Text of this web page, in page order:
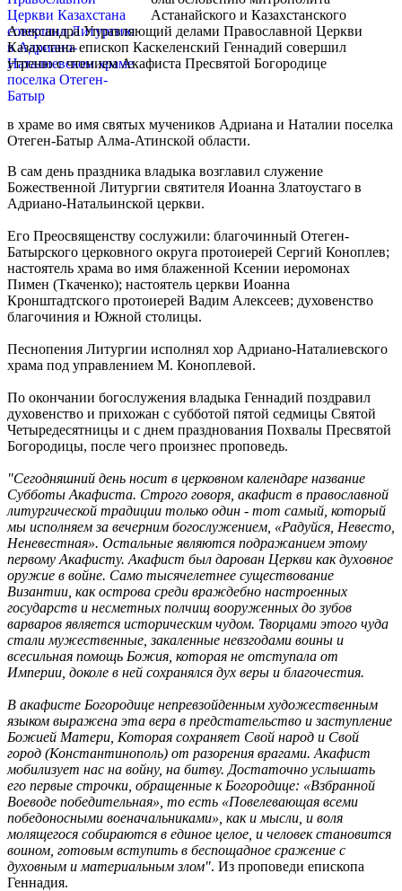
Астанайского и Казахстанского
Александра Управляющий делами Православной Церкви
Казахстана епископ Каскеленский Геннадий совершил
утреню с чтением Акафиста Пресвятой Богородице
в храме во имя святых мучеников Адриана и Наталии поселка
Отеген-Батыр Алма-Атинской области.
В сам день праздника владыка возглавил служение
Божественной Литургии святителя Иоанна Златоустаго в
Адриано-Натальинской церкви.
Его Преосвященству сослужили: благочинный Отеген-
Батырского церковного округа протоиерей Сергий Коноплев;
настоятель храма во имя блаженной Ксении иеромонах
Пимен (Ткаченко); настоятель церкви Иоанна
Кронштадтского протоиерей Вадим Алексеев; духовенство
благочиния и Южной столицы.
Песнопения Литургии исполнял хор Адриано-Наталиевского
храма под управлением М. Коноплевой.
По окончании богослужения владыка Геннадий поздравил
духовенство и прихожан с субботой пятой седмицы Святой
Четыредесятницы и с днем празднования Похвалы Пресвятой
Богородицы, после чего произнес проповедь.
"Сегодняшний день носит в церковном календаре название
Субботы Акафиста. Строго говоря, акафист в православной
литургической традиции только один - тот самый, который
мы исполняем за вечерним богослужением, «Радуйся, Невесто,
Неневестная». Остальные являются подражанием этому
первому Акафисту. Акафист был дарован Церкви как духовное
оружие в войне. Само тысячелетнее существование
Византии, как острова среди враждебно настроенных
государств и несметных полчищ вооруженных до зубов
варваров является историческим чудом. Творцами этого чуда
стали мужественные, закаленные невзгодами воины и
всесильная помощь Божия, которая не отступала от
Империи, доколе в ней сохранялся дух веры и благочестия.
В акафисте Богородице непревзойденным художественным
языком выражена эта вера в предстательство и заступление
Божией Матери, Которая сохраняет Свой народ и Свой
город (Константинополь) от разорения врагами. Акафист
мобилизует нас на войну, на битву. Достаточно услышать
его первые строчки, обращенные к Богородице: «Взбранной
Воеводе победительная», то есть «Повелевающая всеми
победоносными военачальниками», как и мысли, и воля
молящегося собираются в единое целое, и человек становится
воином, готовым вступить в беспощадное сражение с
духовным и материальным злом". Из проповеди епископа
Геннадия.